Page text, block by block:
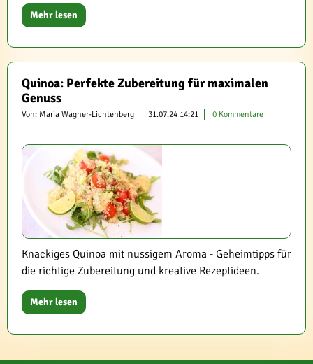
Mehr lesen
Quinoa: Perfekte Zubereitung für maximalen
Genuss
Von: Maria Wagner-Lichtenberg 31.07.24 14:21 0 Kommentare
Knackiges Quinoa mit nussigem Aroma - Geheimtipps für
die richtige Zubereitung und kreative Rezeptideen.
Mehr lesen